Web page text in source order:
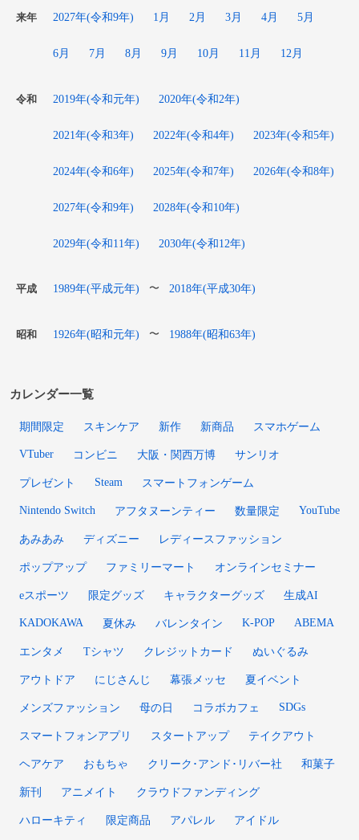
来年 2027年(令和9年) 1月 2月 3月 4月 5月
6月 7月 8月 9月 10月 11月 12月
令和 2019年(令和元年) 2020年(令和2年)
2021年(令和3年) 2022年(令和4年) 2023年(令和5年)
2024年(令和6年) 2025年(令和7年) 2026年(令和8年)
2027年(令和9年) 2028年(令和10年)
2029年(令和11年) 2030年(令和12年)
平成 1989年(平成元年) 〜 2018年(平成30年)
昭和 1926年(昭和元年) 〜 1988年(昭和63年)
カレンダー一覧
期間限定 スキンケア 新作 新商品 スマホゲーム
VTuber コンビニ 大阪・関西万博 サンリオ
プレゼント Steam スマートフォンゲーム
Nintendo Switch アフタヌーンティー 数量限定 YouTube
あみあみ ディズニー レディースファッション
ポップアップ ファミリーマート オンラインセミナー
eスポーツ 限定グッズ キャラクターグッズ 生成AI
KADOKAWA 夏休み バレンタイン K-POP ABEMA
エンタメ Tシャツ クレジットカード ぬいぐるみ
アウトドア にじさんじ 幕張メッセ 夏イベント
メンズファッション 母の日 コラボカフェ SDGs
スマートフォンアプリ スタートアップ テイクアウト
ヘアケア おもちゃ クリーク･アンド･リバー社 和菓子
新刊 アニメイト クラウドファンディング
ハローキティ 限定商品 アパレル アイドル